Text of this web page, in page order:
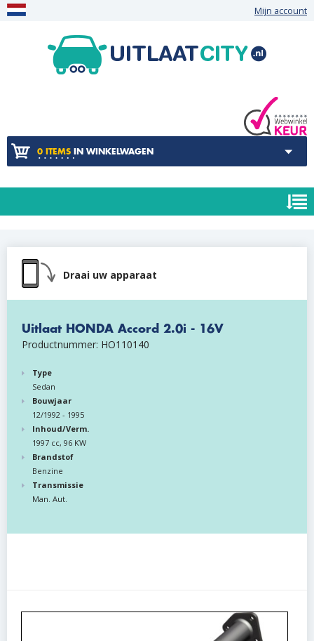
Mijn account
0 ITEMS IN WINKELWAGEN
Draai uw apparaat
Uitlaat HONDA Accord 2.0i - 16V
Productnummer: HO110140
Type
Sedan
Bouwjaar
12/1992 - 1995
Inhoud/Verm.
1997 cc, 96 KW
Brandstof
Benzine
Transmissie
Man. Aut.